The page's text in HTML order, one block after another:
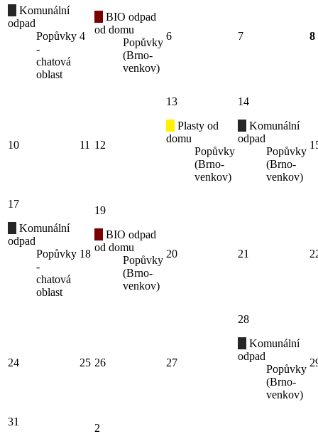
Komunální
odpad
Popůvky
-
chatová
oblast
4
BIO odpad
od domu
Popůvky
(Brno-
venkov)
6 7 8
10 11 12
13
Plasty od
domu
Popůvky
(Brno-
venkov)
14
Komunální
odpad
Popůvky
(Brno-
venkov)
17
Komunální
odpad
Popůvky
-
chatová
oblast
18
19
BIO odpad
od domu
Popůvky
(Brno-
venkov)
20 21
24 25 26 27
28
Komunální
odpad
Popůvky
(Brno-
venkov)
31
2